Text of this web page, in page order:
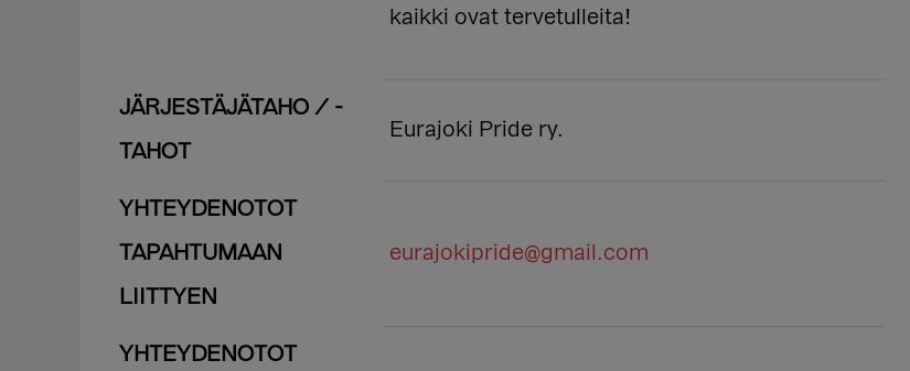
kaikki ovat tervetulleita!
JÄRJESTÄJÄTAHO / -
TAHOT
Eurajoki Pride ry.
YHTEYDENOTOT
TAPAHTUMAAN
LIITTYEN
eurajokipride@gmail.com
YHTEYDENOTOT